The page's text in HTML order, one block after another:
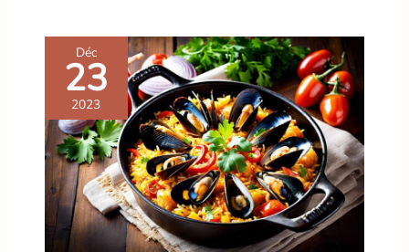
mariage ou simplement
pour se faire plaisir – ce
set complet pour 6
personnes fait toujours
bonne impression !
Assiettes plates,
assiettes creuses, petites
assiettes et bols – tout ce
qu'il faut pour des repas
conviviaux en famille ou
entre amis
Déc
23
2023